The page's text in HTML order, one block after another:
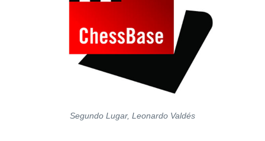
Segundo Lugar, Leonardo Valdés